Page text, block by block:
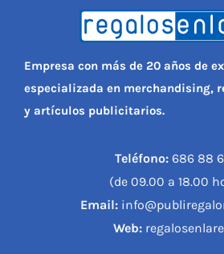
Empresa con más de 20 años de
especializada en merchandising,
y artículos publicitarios.
Teléfono:686 88
(de 09.00 a 18.00
Email:
Web: